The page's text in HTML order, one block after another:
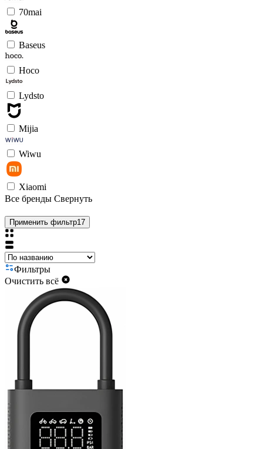
70mai
Baseus
Hoco
Lydsto
Mijia
Wiwu
Xiaomi
Все бренды Свернуть
Применить фильтр17
Фильтры
Очистить всё